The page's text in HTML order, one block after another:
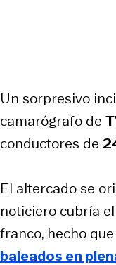
Un sorpresivo
camarógrafo de
conductores de
El altercado se
noticiero cubría
franco, hecho
baleados en